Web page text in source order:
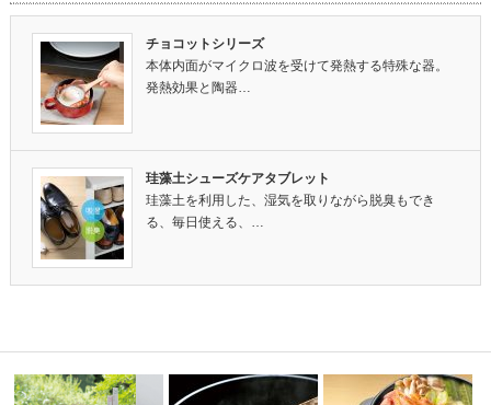
チョコットシリーズ
本体内面がマイクロ波を受けて発熱する特殊な器。
発熱効果と陶器…
珪藻土シューズケアタブレット
珪藻土を利用した、湿気を取りながら脱臭もでき
る、毎日使える、…